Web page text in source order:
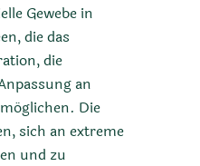
Gewebe in
die das
die
an
Die
sich an extreme
und zu